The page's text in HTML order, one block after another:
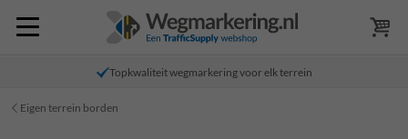
Topkwaliteit wegmarkering voor elk terrein
Eigen terrein borden